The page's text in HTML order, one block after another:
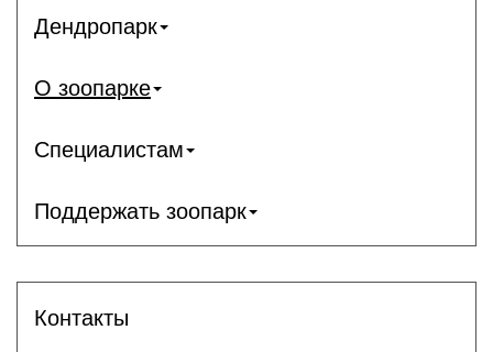
Дендропарк
О зоопарке
Специалистам
Поддержать зоопарк
Контакты